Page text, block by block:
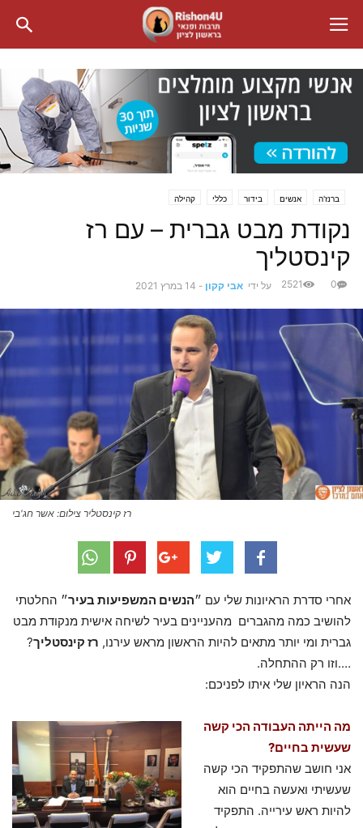
ברנז'ה אנשים בידור כללי קהילה
נקודת מבט גברית – עם רז
קינסטליך
על ידי אבי קקון - 14 במרץ 2021 0
2521
רז קינסטליר צילום: אשר חג'בי
אחרי סדרת הראיונות שלי עם ״הנשים המשפיעות בעיר״ החלטתי
להושיב כמה מהגברים מהעניינים בעיר לשיחה אישית מנקודת מבט
גברית ומי יותר מתאים להיות הראשון מראש עירנו, רז קינסטליך?
….וזו רק ההתחלה.
הנה הראיון שלי איתו לפניכם:
מה הייתה העבודה הכי קשה
שעשית בחיים?
אני חושב שהתפקיד הכי קשה
שעשיתי ואעשה בחיים הוא
להיות ראש עירייה. התפקיד